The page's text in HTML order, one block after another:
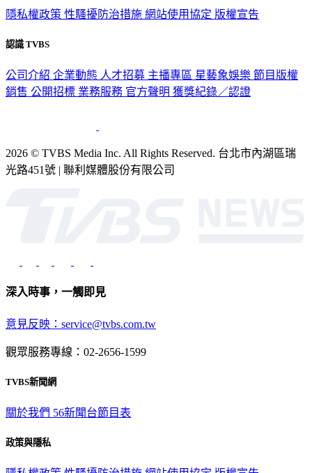
隱私權政策 性騷擾防治措施 網站使用協定 版權宣告
認識 TVBS
公司介紹 企業動態 人才招募 主播專區 星藝象娛樂 節目版權
銷售 公開招標 業務服務 官方聲明 獲獎紀錄／認證
2026 © TVBS Media Inc. All Rights Reserved. 台北市內湖區瑞
光路451號 | 聯利媒體股份有限公司
深入時事，一觸即見
意見反映：service@tvbs.com.tw
觀眾服務專線：02-2656-1599
TVBS新聞網
關於我們 56新聞台節目表
政策與隱私